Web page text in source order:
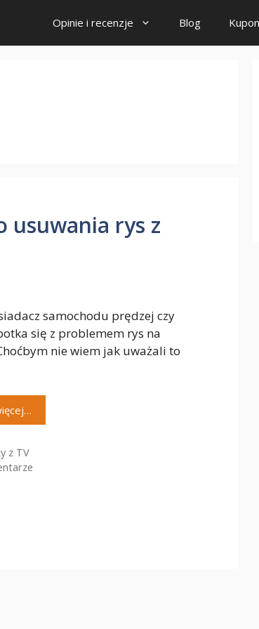
Opinie i recenzje Blog
usuwania rys z
samochodu prędzej czy
się z problemem rys na
nie wiem jak uważali to
z TV